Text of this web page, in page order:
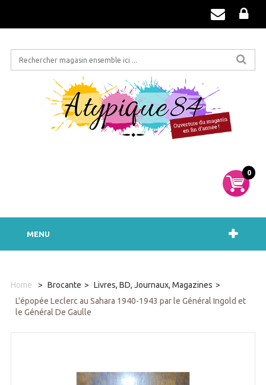
0
MENU
Home > Brocante > Livres, BD, Journaux, Magazines >
L'épopée Leclerc au Sahara 1940-1943 par le Général Ingold et
le Général De Gaulle